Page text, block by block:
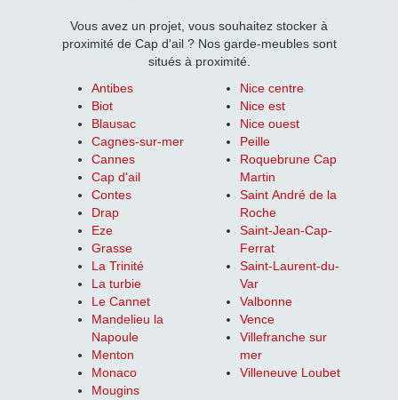
Vous avez un projet, vous souhaitez stocker à
proximité de Cap d'ail ? Nos garde-meubles sont
situés à proximité.
Antibes
Biot
Blausac
Cagnes-sur-mer
Cannes
Cap d'ail
Contes
Drap
Eze
Grasse
La Trinité
La turbie
Le Cannet
Mandelieu la
Napoule
Menton
Monaco
Mougins
Nice centre
Nice est
Nice ouest
Peille
Roquebrune Cap
Martin
Saint André de la
Roche
Saint-Jean-Cap-
Ferrat
Saint-Laurent-du-
Var
Valbonne
Vence
Villefranche sur
mer
Villeneuve Loubet